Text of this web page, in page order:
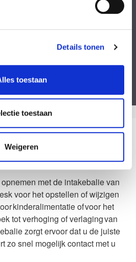
Details tonen
toestaan
toestaan
Weigeren
&algemene voorwaarden.
ook
met de intakebalie van
voor het opstellen of wijzigen
kinderalimentatie of voor het
tot verhoging of verlaging van
zorgt ervoor dat u de juiste
zo snel mogelijk contact met u